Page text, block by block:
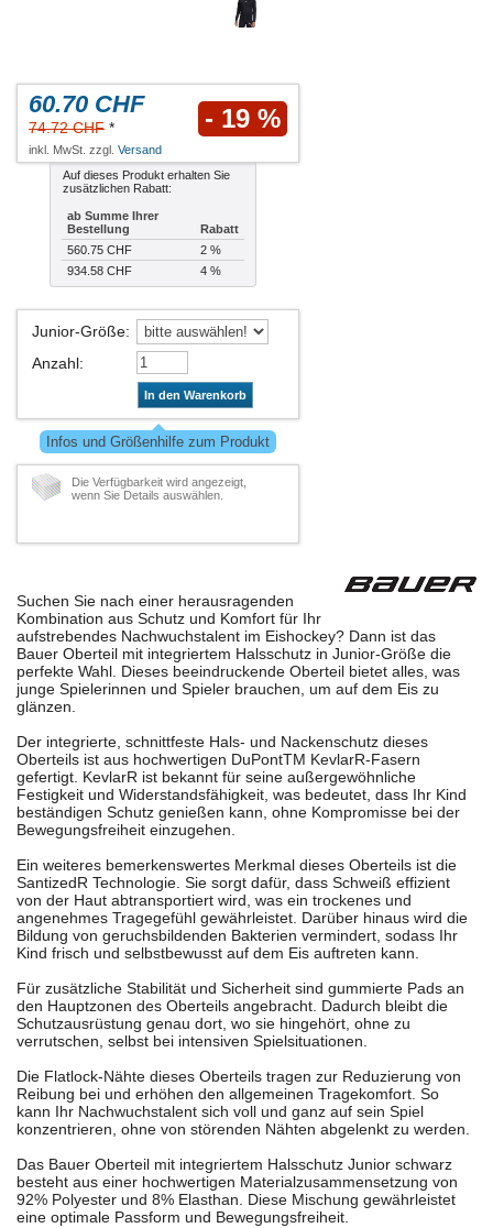
60.70 CHF
74.72 CHF * - 19 %
inkl. MwSt. zzgl. Versand
Auf dieses Produkt erhalten Sie
zusätzlichen Rabatt:
ab Summe Ihrer
Bestellung
Rabatt
560.75 CHF
2 %
934.58 CHF
4 %
Junior-Größe:
Anzahl:
In den Warenkorb
Infos und Größenhilfe zum Produkt
Die Verfügbarkeit wird angezeigt,
wenn Sie Details auswählen.
Suchen Sie nach einer herausragenden
Kombination aus Schutz und Komfort für Ihr
aufstrebendes Nachwuchstalent im Eishockey? Dann ist das
Bauer Oberteil mit integriertem Halsschutz in Junior-Größe die
perfekte Wahl. Dieses beeindruckende Oberteil bietet alles, was
junge Spielerinnen und Spieler brauchen, um auf dem Eis zu
glänzen.
Der integrierte, schnittfeste Hals- und Nackenschutz dieses
Oberteils ist aus hochwertigen DuPontTM KevlarR-Fasern
gefertigt. KevlarR ist bekannt für seine außergewöhnliche
Festigkeit und Widerstandsfähigkeit, was bedeutet, dass Ihr Kind
beständigen Schutz genießen kann, ohne Kompromisse bei der
Bewegungsfreiheit einzugehen.
Ein weiteres bemerkenswertes Merkmal dieses Oberteils ist die
SantizedR Technologie. Sie sorgt dafür, dass Schweiß effizient
von der Haut abtransportiert wird, was ein trockenes und
angenehmes Tragegefühl gewährleistet. Darüber hinaus wird die
Bildung von geruchsbildenden Bakterien vermindert, sodass Ihr
Kind frisch und selbstbewusst auf dem Eis auftreten kann.
Für zusätzliche Stabilität und Sicherheit sind gummierte Pads an
den Hauptzonen des Oberteils angebracht. Dadurch bleibt die
Schutzausrüstung genau dort, wo sie hingehört, ohne zu
verrutschen, selbst bei intensiven Spielsituationen.
Die Flatlock-Nähte dieses Oberteils tragen zur Reduzierung von
Reibung bei und erhöhen den allgemeinen Tragekomfort. So
kann Ihr Nachwuchstalent sich voll und ganz auf sein Spiel
konzentrieren, ohne von störenden Nähten abgelenkt zu werden.
Das Bauer Oberteil mit integriertem Halsschutz Junior schwarz
besteht aus einer hochwertigen Materialzusammensetzung von
92% Polyester und 8% Elasthan. Diese Mischung gewährleistet
eine optimale Passform und Bewegungsfreiheit.